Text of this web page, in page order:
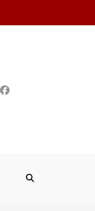
TOGGLE